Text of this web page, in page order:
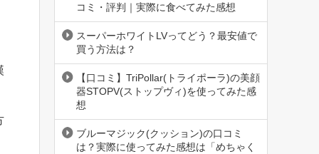
コミ・評判｜実際に食べてみた感想
スーパーホワイトLVってどう？最安値で
買う方法は？
【口コミ】TriPollar(トライポーラ)の美顔
器STOPV(ストップヴィ)を使ってみた感
想
ブルーマジック(クッション)の口コミ
は？実際に使ってみた感想は「めちゃく